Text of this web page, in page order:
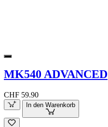
MK540 ADVANCED
CHF 59.90
In den Warenkorb